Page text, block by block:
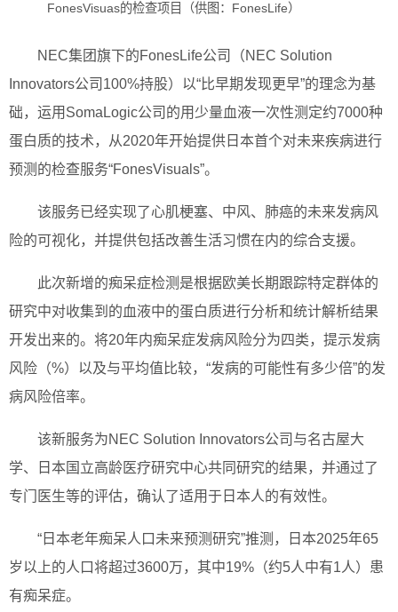
FonesVisuas的检查项目（供图：FonesLife）
NEC集团旗下的FonesLife公司（NEC Solution
Innovators公司100%持股）以“比早期发现更早”的理念为基
础，运用SomaLogic公司的用少量血液一次性测定约7000种
蛋白质的技术，从2020年开始提供日本首个对未来疾病进行
预测的检查服务“FonesVisuals”。
该服务已经实现了心肌梗塞、中风、肺癌的未来发病风
险的可视化，并提供包括改善生活习惯在内的综合支援。
此次新增的痴呆症检测是根据欧美长期跟踪特定群体的
研究中对收集到的血液中的蛋白质进行分析和统计解析结果
开发出来的。将20年内痴呆症发病风险分为四类，提示发病
风险（%）以及与平均值比较，“发病的可能性有多少倍”的发
病风险倍率。
该新服务为NEC Solution Innovators公司与名古屋大
学、日本国立高龄医疗研究中心共同研究的结果，并通过了
专门医生等的评估，确认了适用于日本人的有效性。
“日本老年痴呆人口未来预测研究”推测，日本2025年65
岁以上的人口将超过3600万，其中19%（约5人中有1人）患
有痴呆症。